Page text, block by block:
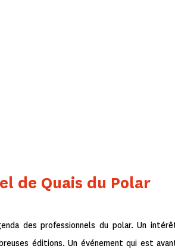
de Quais du Polar
des professionnels du polar. Un
éditions. Un événement qui est